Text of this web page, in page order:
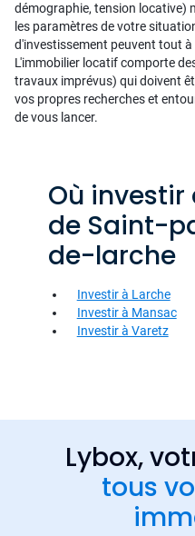
démographie, tension locative)
les paramètres de votre
d'investissement peuvent tout
L'immobilier locatif comporte
travaux imprévus) qui doivent
vos propres recherches et
de vous lancer.
Où
de Saint-
de-larche
Investir à Larche
Investir à Mansac
Investir à Varetz
Lybox,
tous